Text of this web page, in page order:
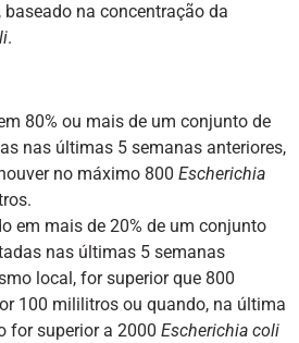
na concentração da
.
80% ou mais de um conjunto de
nas últimas 5 semanas anteriores,
no máximo 800 Escherichia
em mais de 20% de um conjunto
nas últimas 5 semanas
local, for superior que 800
100 mililitros ou quando, na última
for superior a 2000 Escherichia coli